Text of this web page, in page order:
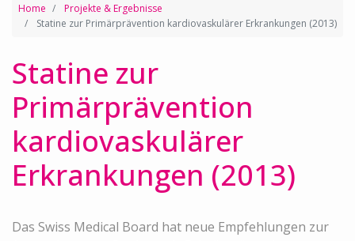
Home
Projekte & Ergebnisse
Statine zur Primärprävention kardiovaskulärer Erkrankungen (2013)
Statine zur
Primärprävention
kardiovaskulärer
Erkrankungen (2013)
Das Swiss Medical Board hat neue Empfehlungen zur